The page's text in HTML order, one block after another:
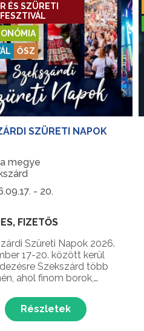
ÉS SZÜRETI
FESZTIVÁL
ŐSZ
SZÜRETI NAPOK
megye
- 20.
FIZETŐS
Szüreti Napok 2026.
17-20. között kerül
Szekszárd több
ahol finom borok,
szüreti felvonulás,
vásár, fergeteges
és még sok meglepetés
Részletek